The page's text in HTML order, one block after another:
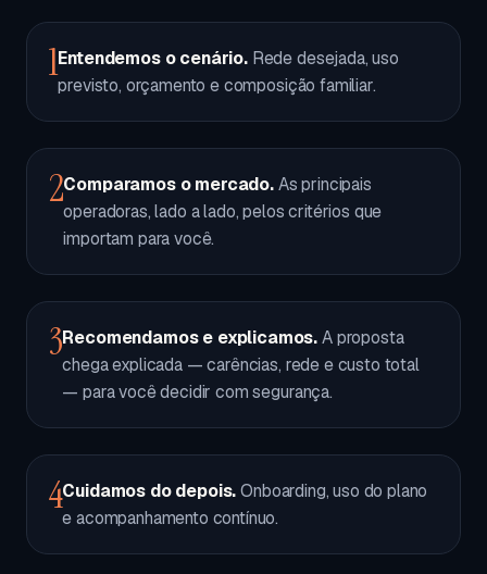
1Entendemos o cenário. Rede desejada, uso
previsto, orçamento e composição familiar.
2Comparamos o mercado.As principais
operadoras, lado a lado, pelos critérios que
importam para você.
3Recomendamos e explicamos.A proposta
chega explicada — carências, rede e custo total
— para você decidir com segurança.
4Cuidamos do depois.Onboarding, uso do plano
e acompanhamento contínuo.